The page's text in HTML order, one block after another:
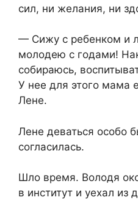
сил, ни желания, ни
— Сижу с ребенком и
молодею с годами!
собираюсь,
У нее для этого мама
Лене.
Лене деваться особо
согласилась.
Шло время. Володя
в институт и уехал из